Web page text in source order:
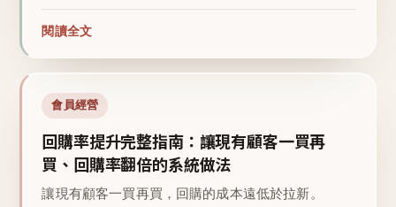
閱讀全文
會員經營
回購率提升完整指南：讓現有顧客一買再
買、回購率翻倍的系統做法
讓現有顧客一買再買，回購的成本遠低於拉新。